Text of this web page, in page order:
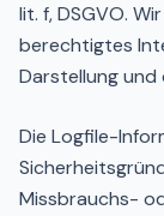
lit. f, DSGVO.
berechtigtes
Darstellung und
Die Logfile-
Missbrauchs-